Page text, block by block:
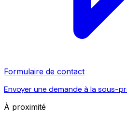
Formulaire de contact
Envoyer une demande à la sous-
À proximité